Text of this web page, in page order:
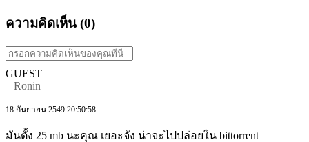
ความคิดเห็น (0)
GUEST
Ronin
18 กันยายน 2549 20:50:58
มันตั้ง 25 mb นะคุณ เยอะจัง น่าจะไปปล่อยใน bittorrent